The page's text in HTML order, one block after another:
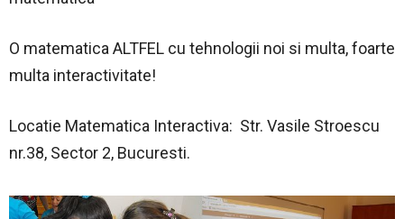
O matematica ALTFEL cu tehnologii noi si multa, foarte
multa interactivitate!
Locatie Matematica Interactiva: Str. Vasile Stroescu
nr.38, Sector 2, Bucuresti.